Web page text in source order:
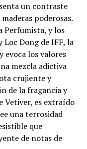
un contraste
poderosas.
Perfumista, y los
Loc Dong de IFF, la
evoca los valores
mezcla adictiva
crujiente y
de la fragancia y
Vetiver, es extraído
una terrosidad
que
de notas de